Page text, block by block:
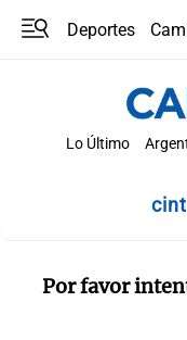
Deportes
Lo Último
Por favor